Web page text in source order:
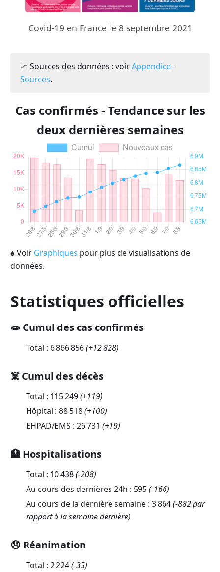
Covid-19 en France le 8 septembre 2021
📈 Sources des données : voirAppendice -
Sources.
Cas confirmés - Tendance sur les
deux dernières semaines
♠ Voir Graphiques pour plus de visualisations de
données.
Statistiques officielles
🧫 Cumul des cas confirmés
Total : 6 866 856(+12 828)
☠️ Cumul des décès
Total : 115 249(+119)
Hôpital : 88 518(+100)
EHPAD/EMS : 26 731 (+19)
🏥 Hospitalisations
Total : 10 438(-208)
Au cours des dernières 24h : 595(-166)
Au cours de la dernière semaine : 3 864(-882 par
rapport à la semaine dernière)
😞 Réanimation
Total : 2 224(-35)